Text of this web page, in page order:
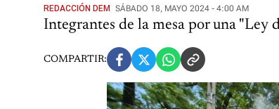
REDACCIÓN DEM SÁBADO 18, MAYO 2024 - 4:00 AM
Integrantes de la mesa por una
COMPARTIR: